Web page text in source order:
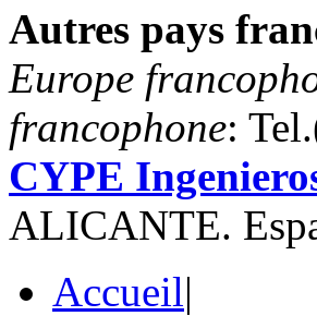
Autres pays
Europe
francophone:
CYPE
ALICANTE.
Accueil|